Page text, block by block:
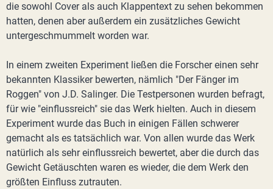
die sowohl Cover als auch Klappentext zu sehen bekommen
hatten, denen aber außerdem ein zusätzliches Gewicht
untergeschmummelt worden war.
In einem zweiten Experiment ließen die Forscher einen sehr
bekannten Klassiker bewerten, nämlich "Der Fänger im
Roggen" von J.D. Salinger. Die Testpersonen wurden befragt,
für wie "einflussreich" sie das Werk hielten. Auch in diesem
Experiment wurde das Buch in einigen Fällen schwerer
gemacht als es tatsächlich war. Von allen wurde das Werk
natürlich als sehr einflussreich bewertet, aber die durch das
Gewicht Getäuschten waren es wieder, die dem Werk den
größten Einfluss zutrauten.